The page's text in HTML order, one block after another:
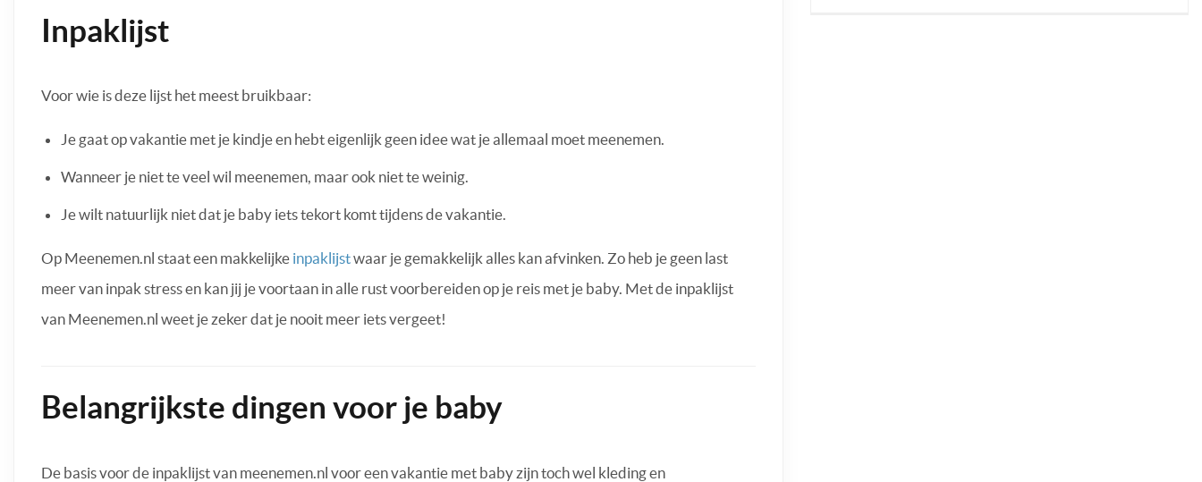
Inpaklijst
Voor wie is deze lijst het meest bruikbaar:
Je gaat op vakantie met je kindje en hebt eigenlijk geen idee wat je allemaal moet meenemen.
Wanneer je niet te veel wil meenemen, maar ook niet te weinig.
Je wilt natuurlijk niet dat je baby iets tekort komt tijdens de vakantie.
Op Meenemen.nl staat een makkelijke inpaklijstwaar je gemakkelijk alles kan afvinken. Zo heb je geen last
meer van inpak stress en kan jij je voortaan in alle rust voorbereiden op je reis met je baby. Met de inpaklijst
van Meenemen.nl weet je zeker dat je nooit meer iets vergeet!
Belangrijkste dingen voor je baby
De basis voor de inpaklijst van meenemen.nl voor een vakantie met baby zijn toch wel kleding en